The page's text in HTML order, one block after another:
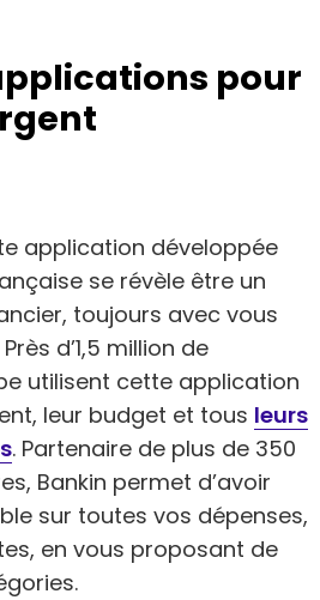
pour
application développée
se révèle être un
toujours avec vous
d’1,5 million de
utilisent cette application
leur budget et tous leurs
. Partenaire de plus de 350
Bankin permet d’avoir
sur toutes vos dépenses,
en vous proposant de